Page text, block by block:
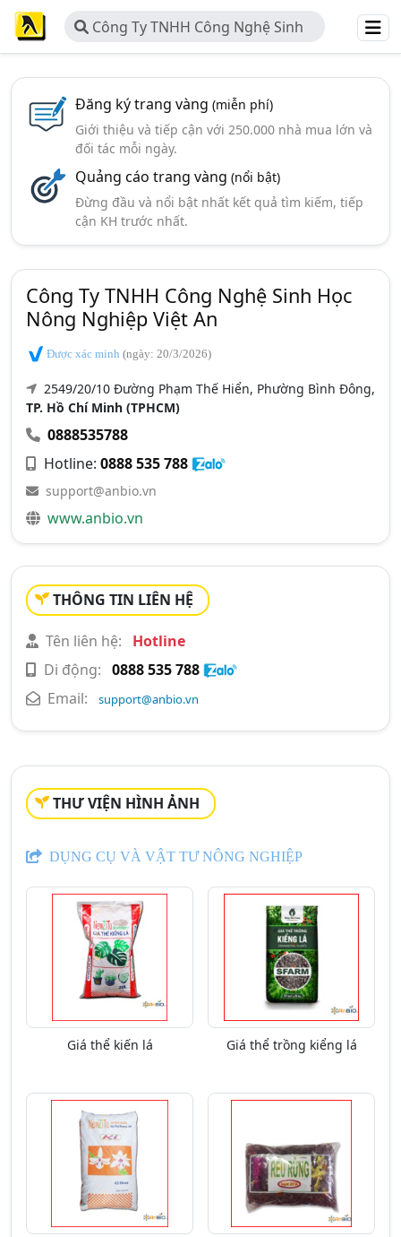
Công Ty TNHH Công Nghệ Sinh
Học Nông Nghiệp Việt An
Đăng ký trang vàng (miễn phí)
Giới thiệu và tiếp cận với 250.000 nhà mua lớn và
đối tác mỗi ngày.
Quảng cáo trang vàng (nổi bật)
Đừng đầu và nổi bật nhất kết quả tìm kiếm, tiếp
cận KH trước nhất.
Công Ty TNHH Công Nghệ Sinh Học
Nông Nghiệp Việt An
Được xác minh (ngày: 20/3/2026)
2549/20/10 Đường Phạm Thế Hiển, Phường Bình Đông,
TP. Hồ Chí Minh (TPHCM)
0888535788
Hotline: 0888 535 788
support@anbio.vn
www.anbio.vn
THÔNG TIN LIÊN HỆ
Tên liên hệ:
Hotline
Di động: 0888 535 788
Email:
support@anbio.vn
THƯ VIỆN HÌNH ẢNH
DỤNG CỤ VÀ VẬT TƯ NÔNG NGHIỆP
Giá thể kiến lá Giá thể trồng kiểng lá